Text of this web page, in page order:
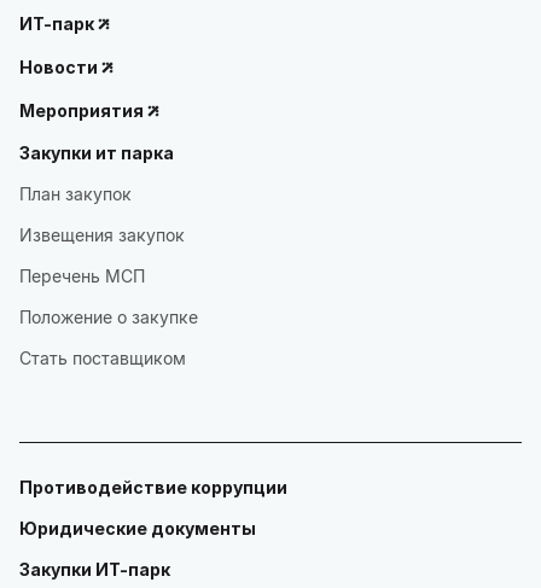
ИТ-парк
Новости
Мероприятия
Закупки ит парка
План закупок
Извещения закупок
Перечень МСП
Положение о закупке
Стать поставщиком
Противодействие коррупции
Юридические документы
Закупки ИТ-парк